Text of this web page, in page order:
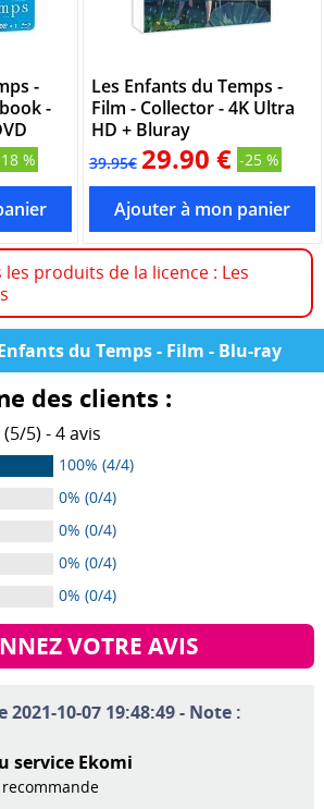
-
-
%
Les Enfants du Temps -
Film - Collector - 4K Ultra
HD + Bluray
39.95€ 29.90 € -25 %
produits de la licence : Les
Enfants du Temps - Film - Blu-ray
des clients :
(5/5) -4avis
100% (4/4)
0% (0/4)
0% (0/4)
0% (0/4)
0% (0/4)
VOTRE AVIS
10-07 19:48:49 - Note :
service Ekomi